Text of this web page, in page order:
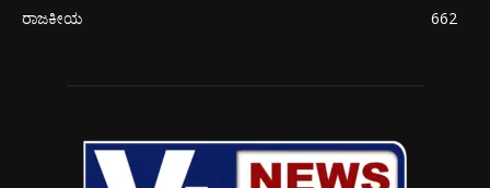
ರಾಜಕೀಯ
662